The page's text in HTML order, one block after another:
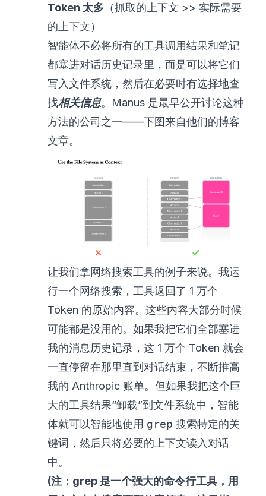
Token 太多 （抓取的上下文 >> 实际需要
的上下文）
智能体不必将所有的工具调用结果和笔记
都塞进对话历史记录里，而是可以将它们
写入文件系统，然后在必要时有选择地查
找相关信息。Manus 是最早公开讨论这种
方法的公司之一——下图来自他们的博客
文章。
让我们拿网络搜索工具的例子来说。我运
行一个网络搜索，工具返回了 1 万个
Token 的原始内容。这些内容大部分时候
可能都是没用的。如果我把它们全部塞进
我的消息历史记录，这 1 万个 Token 就会
一直停留在那里直到对话结束，不断推高
我的 Anthropic 账单。但如果我把这个巨
大的工具结果“卸载”到文件系统中，智能
体就可以智能地使用 grep 搜索特定的关
键词，然后只将必要的上下文读入对话
中。
(注：grep 是一个强大的命令行工具，用